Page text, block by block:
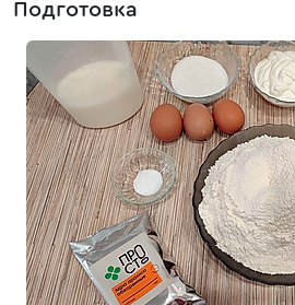
Подготовка